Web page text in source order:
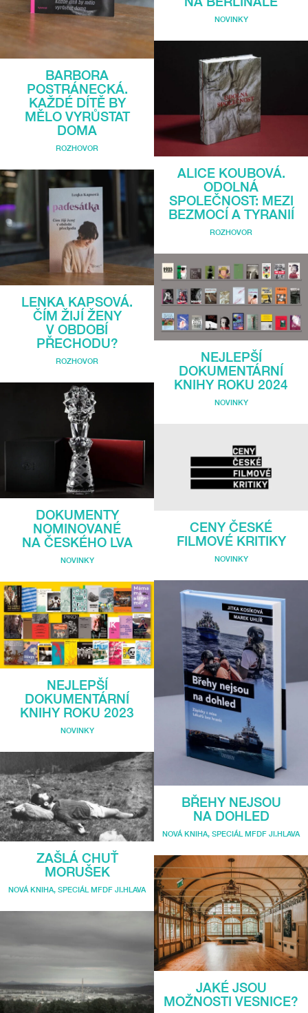
BARBORA
POSTRÁNECKÁ.
KAŽDÉ DÍTĚ BY
MĚLO VYRŮSTAT
DOMA
ROZHOVOR
LENKA KAPSOVÁ.
ČÍM ŽIJÍ ŽENY
V OBDOBÍ
PŘECHODU?
ROZHOVOR
DOKUMENTY
NOMINOVANÉ
NA ČESKÉHO LVA
NOVINKY
NEJLEPŠÍ
DOKUMENTÁRNÍ
KNIHY ROKU 2023
NOVINKY
ZAŠLÁ CHUŤ
MORUŠEK
NOVÁ KNIHA, SPECIÁL MFDF JI.HLAVA
NOVINKY
ALICE KOUBOVÁ.
ODOLNÁ
SPOLEČNOST: MEZI
BEZMOCÍ A TYRANIÍ
ROZHOVOR
NEJLEPŠÍ
DOKUMENTÁRNÍ
KNIHY ROKU 2024
NOVINKY
CENY ČESKÉ
FILMOVÉ KRITIKY
NOVINKY
BŘEHY NEJSOU
NA DOHLED
NOVÁ KNIHA, SPECIÁL MFDF JI.HLAVA
JAKÉ JSOU
MOŽNOSTI VESNICE?